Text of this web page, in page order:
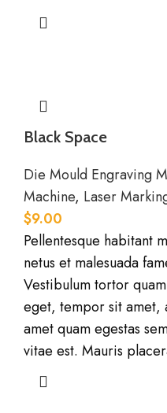
Black Space
Die Mould Engraving
Machine, Laser
$9.00
Pellentesque habitant
netus et malesuada
Vestibulum tortor
eget, tempor sit amet,
amet quam egestas
vitae est. Mauris